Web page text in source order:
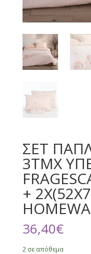
ΣΕΤ
3ΤΜΧ
+
36,40€
2 σε απόθεμα